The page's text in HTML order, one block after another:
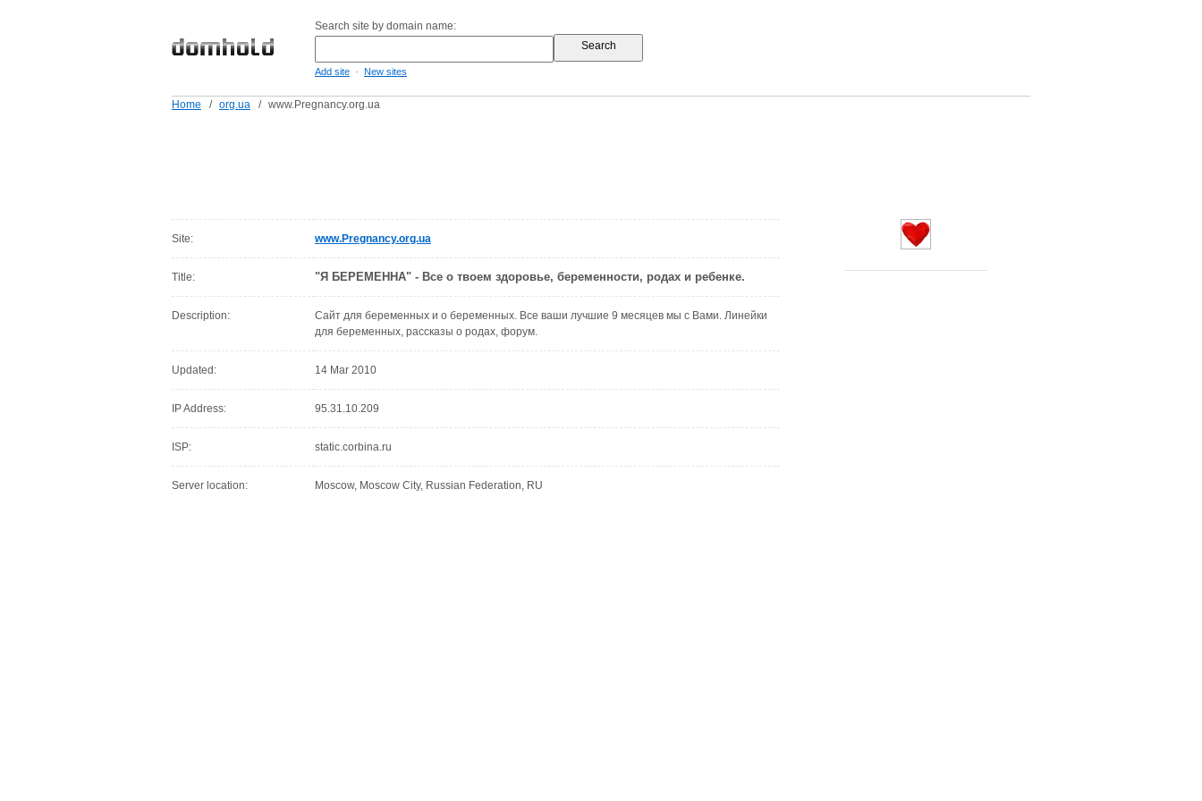
Search site by domain name:
Add site - New sites
Home / org.ua / www.Pregnancy.org.ua
Site: www.Pregnancy.org.ua
Title: "Я БЕРЕМЕННА" - Все о твоем здоровье, беременности, родах и ребенке.
Description:
Сайт для беременных и о беременных. Все ваши лучшие 9 месяцев мы с Вами. Линейки
для беременных, рассказы о родах, форум.
Updated: 14 Mar 2010
IP Address: 95.31.10.209
ISP: static.corbina.ru
Server location: Moscow, Moscow City, Russian Federation, RU